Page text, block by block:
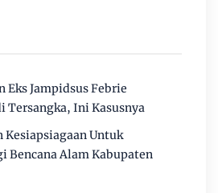
Eks Jampidsus Febrie
Tersangka, Ini Kasusnya
Kesiapsiagaan Untuk
Bencana Alam Kabupaten